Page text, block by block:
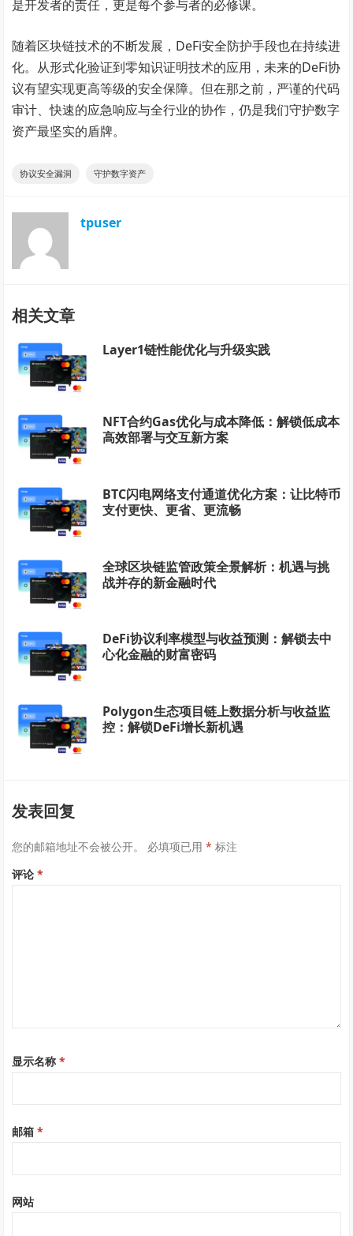
是开发者的责任，更是每个参与者的必修课。
随着区块链技术的不断发展，DeFi安全防护手段也在持续进
化。从形式化验证到零知识证明技术的应用，未来的DeFi协
议有望实现更高等级的安全保障。但在那之前，严谨的代码
审计、快速的应急响应与全行业的协作，仍是我们守护数字
资产最坚实的盾牌。
协议安全漏洞 守护数字资产
tpuser
相关文章
Layer1链性能优化与升级实践
NFT合约Gas优化与成本降低：解锁低成本
高效部署与交互新方案
BTC闪电网络支付通道优化方案：让比特币
支付更快、更省、更流畅
全球区块链监管政策全景解析：机遇与挑
战并存的新金融时代
DeFi协议利率模型与收益预测：解锁去中
心化金融的财富密码
Polygon生态项目链上数据分析与收益监
控：解锁DeFi增长新机遇
发表回复
您的邮箱地址不会被公开。 必填项已用* 标注
评论*
显示名称*
邮箱*
网站